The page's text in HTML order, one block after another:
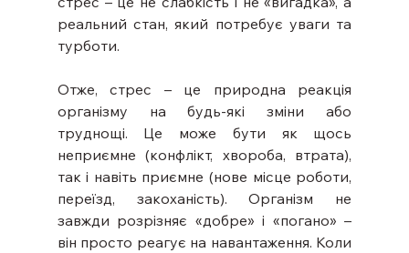
реальний стан, який потребує уваги та
турботи.
Отже, стрес – це природна реакція
організму на будь-які зміни або
труднощі. Це може бути як щось
неприємне (конфлікт, хвороба, втрата),
так і навіть приємне (нове місце роботи,
переїзд, закоханість). Організм не
завжди розрізняє «добре» і «погано» –
він просто реагує на навантаження. Коли